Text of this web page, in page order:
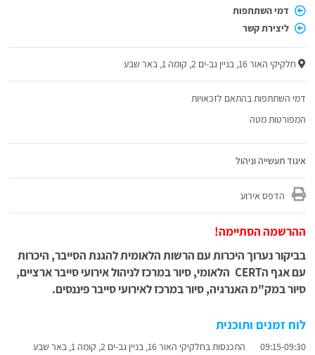
דמי השתתפות
ליצירת קשר
חלקיקי האור 16, בניין גב-ים 2, קומה 1, באר שבע
דמי השתתפות בהתאם לזכאויות
המפורטות מטה
איגוד תעשייה וניהול
הדפס אירוע
ההרשמה הסתיימה!
בביקור נערוך היכרות עם הרשות הלאומית להגנת הסייבר, היכרות
עם אגף הCERT הלאומי, סיור במרכז לניהול אירועי סייבר ארציים,
סיור במק"מ האנרגיה, סיור במרכז לאירועי סייבר פיננסים.
לוח זמנים ותוכנית
09:15-09:30 התכנסות בחלקיקי האור 16, בניין גב-ים 2, קומה 1, באר שבע